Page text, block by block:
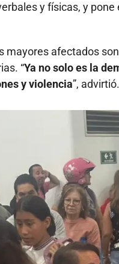
y físicas, y
mayores afectados
“Ya no solo es la
y violencia”, advirtió.